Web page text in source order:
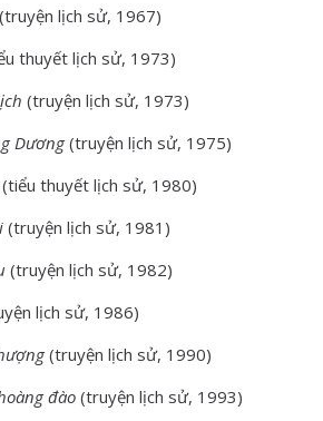
(truyện lịch sử, 1967)
thuyết lịch sử, 1973)
(truyện lịch sử, 1973)
Dương(truyện lịch sử, 1975)
(tiểu thuyết lịch sử, 1980)
(truyện lịch sử, 1981)
(truyện lịch sử, 1982)
lịch sử, 1986)
(truyện lịch sử, 1990)
đào (truyện lịch sử, 1993)